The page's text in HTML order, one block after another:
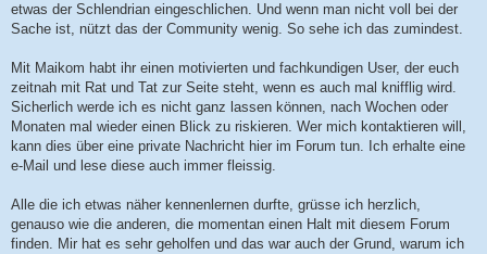
etwas der Schlendrian eingeschlichen. Und wenn man nicht voll bei der
Sache ist, nützt das der Community wenig. So sehe ich das zumindest.
Mit Maikom habt ihr einen motivierten und fachkundigen User, der euch
zeitnah mit Rat und Tat zur Seite steht, wenn es auch mal knifflig wird.
Sicherlich werde ich es nicht ganz lassen können, nach Wochen oder
Monaten mal wieder einen Blick zu riskieren. Wer mich kontaktieren will,
kann dies über eine private Nachricht hier im Forum tun. Ich erhalte eine
e-Mail und lese diese auch immer fleissig.
Alle die ich etwas näher kennenlernen durfte, grüsse ich herzlich,
genauso wie die anderen, die momentan einen Halt mit diesem Forum
finden. Mir hat es sehr geholfen und das war auch der Grund, warum ich